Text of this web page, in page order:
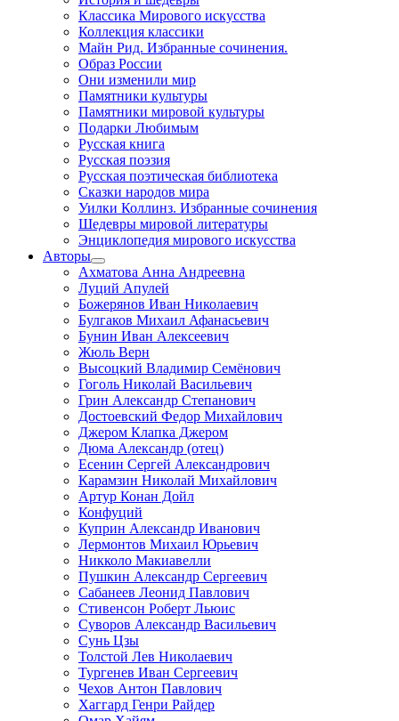
Классика Мирового искусства
Коллекция классики
Майн Рид. Избранные сочинения.
Образ России
Они изменили мир
Памятники культуры
Памятники мировой культуры
Подарки Любимым
Русская книга
Русская поэзия
Русская поэтическая библиотека
Сказки народов мира
Уилки Коллинз. Избранные сочинения
Шедевры мировой литературы
Энциклопедия мирового искусства
Авторы
Ахматова Анна Андреевна
Луций Апулей
Божерянов Иван Николаевич
Булгаков Михаил Афанасьевич
Бунин Иван Алексеевич
Жюль Верн
Высоцкий Владимир Семёнович
Гоголь Николай Васильевич
Грин Александр Степанович
Достоевский Федор Михайлович
Джером Клапка Джером
Дюма Александр (отец)
Есенин Сергей Александрович
Карамзин Николай Михайлович
Артур Конан Дойл
Конфуций
Куприн Александр Иванович
Лермонтов Михаил Юрьевич
Никколо Макиавелли
Пушкин Александр Сергеевич
Сабанеев Леонид Павлович
Стивенсон Роберт Льюис
Суворов Александр Васильевич
Сунь Цзы
Толстой Лев Николаевич
Тургенев Иван Сергеевич
Чехов Антон Павлович
Хаггард Генри Райдер